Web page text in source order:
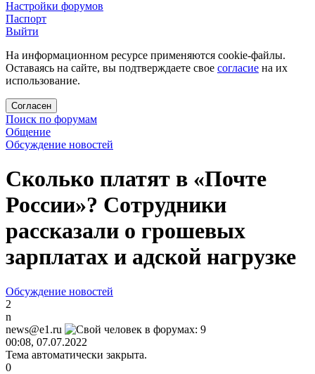
Настройки форумов
Паспорт
Выйти
На информационном ресурсе применяются cookie-файлы.
Оставаясь на сайте, вы подтверждаете свое согласие на их
использование.
Согласен
Поиск по форумам
Общение
Обсуждение новостей
Сколько платят в «Почте
России»? Сотрудники
рассказали о грошевых
зарплатах и адской нагрузке
Обсуждение новостей
2
n
news@e1.ru
00:08, 07.07.2022
Тема автоматически закрыта.
0